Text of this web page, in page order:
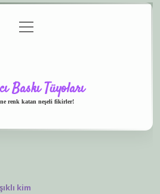
menüyü
aç
Baskı Tüyoları
renk katan neşeli fikirler!
kim